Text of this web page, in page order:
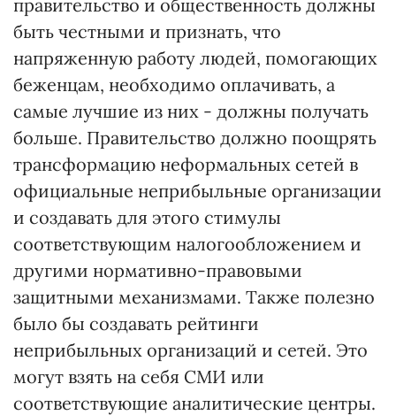
правительство и общественность должны
быть честными и признать, что
напряженную работу людей, помогающих
беженцам, необходимо оплачивать, а
самые лучшие из них - должны получать
больше. Правительство должно поощрять
трансформацию неформальных сетей в
официальные неприбыльные организации
и создавать для этого стимулы
соответствующим налогообложением и
другими нормативно-правовыми
защитными механизмами. Также полезно
было бы создавать рейтинги
неприбыльных организаций и сетей. Это
могут взять на себя СМИ или
соответствующие аналитические центры.